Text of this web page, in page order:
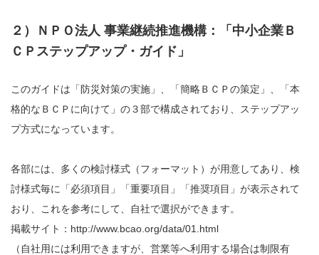
２）ＮＰＯ法人 事業継続推進機構：「中小企業Ｂ
ＣＰステップアップ・ガイド」
このガイドは「防災対策の実施」、「簡略ＢＣＰの策定」、「本
格的なＢＣＰに向けて」の３部で構成されており、ステップアッ
プ方式になっています。
各部には、多くの検討様式（フォーマット）が用意してあり、検
討様式毎に「必須項目」「重要項目」「推奨項目」が表示されて
おり、これを参考にして、自社で選択ができます。
掲載サイト：http://www.bcao.org/data/01.html
（自社用には利用できますが、営業等へ利用する場合は制限有